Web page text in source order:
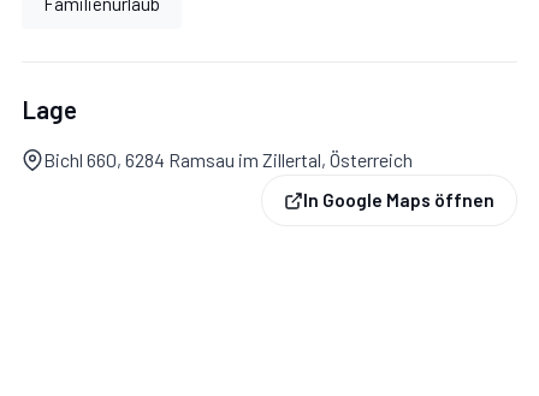
stehen zur Verfügung. Auch Hunde sind in der Chalet
Residenz Mühlermoos herzlich willkommen.
Raumaufteilung & Schlafmöglichkeiten
Lage
Bichl 660, 6284 Ramsau im Zillertal, Österreich
In Google Maps öffnen